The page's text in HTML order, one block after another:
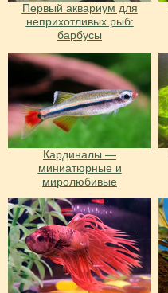
Первый аквариум для
неприхотливых рыб:
барбусы
Кардиналы —
миниатюрные и
миролюбивые